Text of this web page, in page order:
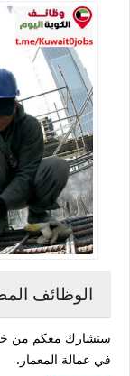
الوظائف
سنشارك معكم من
في عمالة المعمار.